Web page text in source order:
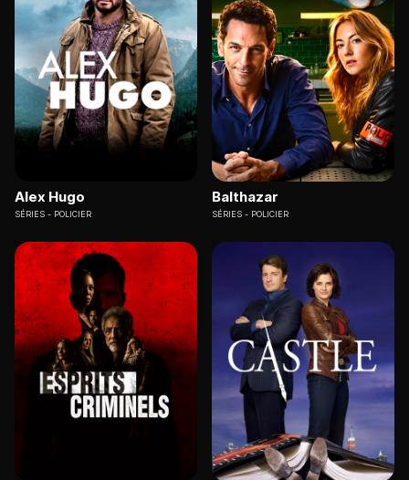
Alex Hugo
SÉRIES POLICIER
Balthazar
SÉRIES POLICIER